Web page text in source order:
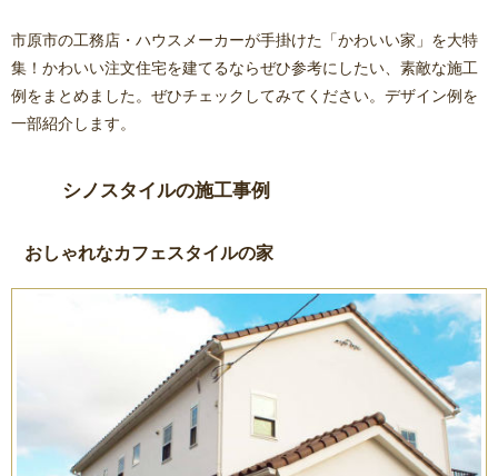
市原市の工務店・ハウスメーカーが手掛けた「かわいい家」を大特
集！かわいい注文住宅を建てるならぜひ参考にしたい、素敵な施工
例をまとめました。ぜひチェックしてみてください。デザイン例を
一部紹介します。
シノスタイルの施工事例
おしゃれなカフェスタイルの家